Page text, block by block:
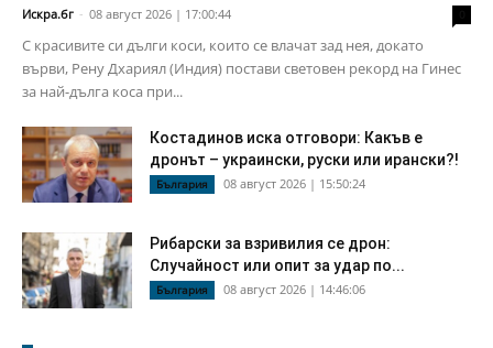
Искра.бг - 08 август 2026 | 17:00:44
С красивите си дълги коси, които се влачат зад нея, докато
върви, Рену Дхариял (Индия) постави световен рекорд на Гинес
за най-дълга коса при...
Костадинов иска отговори: Какъв е
дронът – украински, руски или ирански?!
България 08 август 2026 | 15:50:24
Рибарски за взривилия се дрон:
Случайност или опит за удар по...
България 08 август 2026 | 14:46:06